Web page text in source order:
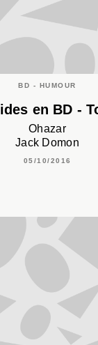
BD - HUMOUR
en BD -
Ohazar
Jack Domon
05/10/2016